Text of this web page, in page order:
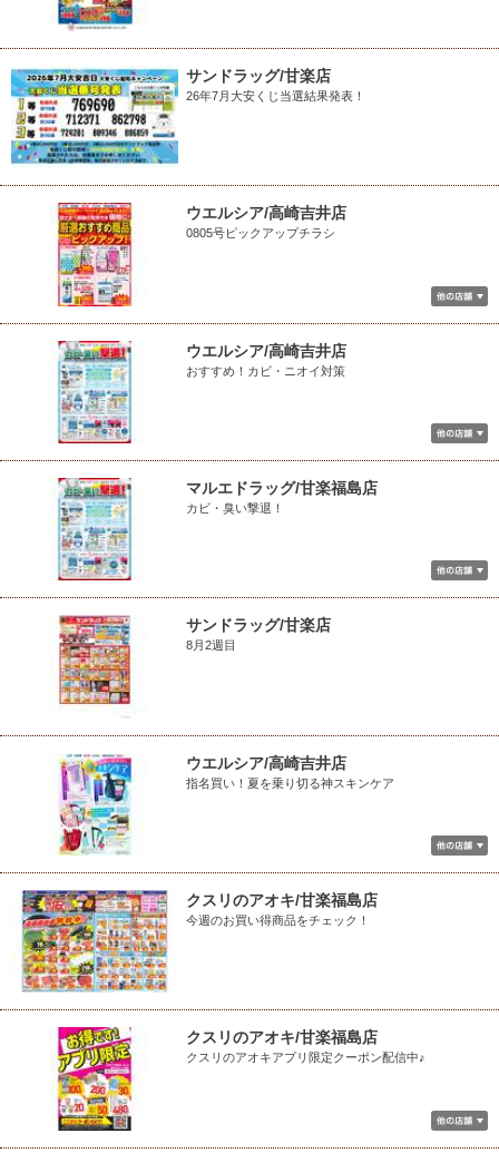
サンドラッグ/甘楽店
26年7月大安くじ当選結果発表！
ウエルシア/高崎吉井店
0805号ピックアップチラシ
ウエルシア/高崎吉井店
おすすめ！カビ・ニオイ対策
マルエドラッグ/甘楽福島店
カビ・臭い撃退！
サンドラッグ/甘楽店
8月2週目
ウエルシア/高崎吉井店
指名買い！夏を乗り切る神スキンケア
クスリのアオキ/甘楽福島店
今週のお買い得商品をチェック！
クスリのアオキ/甘楽福島店
クスリのアオキアプリ限定クーポン配信中♪